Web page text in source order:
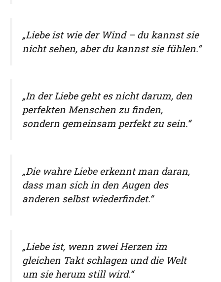
„Liebe ist wie der Wind – du kannst sie
nicht sehen, aber du kannst sie fühlen.“
„In der Liebe geht es nicht darum, den
perfekten Menschen zu finden,
sondern gemeinsam perfekt zu sein.“
„Die wahre Liebe erkennt man daran,
dass man sich in den Augen des
anderen selbst wiederfindet.“
„Liebe ist, wenn zwei Herzen im
gleichen Takt schlagen und die Welt
um sie herum still wird.“